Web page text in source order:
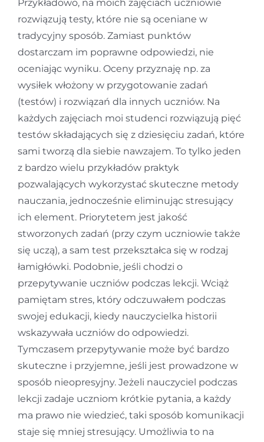
Przykładowo, na moich zajęciach uczniowie
rozwiązują testy, które nie są oceniane w
tradycyjny sposób. Zamiast punktów
dostarczam im poprawne odpowiedzi, nie
oceniając wyniku. Oceny przyznaję np. za
wysiłek włożony w przygotowanie zadań
(testów) i rozwiązań dla innych uczniów. Na
każdych zajęciach moi studenci rozwiązują pięć
testów składających się z dziesięciu zadań, które
sami tworzą dla siebie nawzajem. To tylko jeden
z bardzo wielu przykładów praktyk
pozwalających wykorzystać skuteczne metody
nauczania, jednocześnie eliminując stresujący
ich element. Priorytetem jest jakość
stworzonych zadań (przy czym uczniowie także
się uczą), a sam test przekształca się w rodzaj
łamigłówki. Podobnie, jeśli chodzi o
przepytywanie uczniów podczas lekcji. Wciąż
pamiętam stres, który odczuwałem podczas
swojej edukacji, kiedy nauczycielka historii
wskazywała uczniów do odpowiedzi.
Tymczasem przepytywanie może być bardzo
skuteczne i przyjemne, jeśli jest prowadzone w
sposób nieopresyjny. Jeżeli nauczyciel podczas
lekcji zadaje uczniom krótkie pytania, a każdy
ma prawo nie wiedzieć, taki sposób komunikacji
staje się mniej stresujący. Umożliwia to na